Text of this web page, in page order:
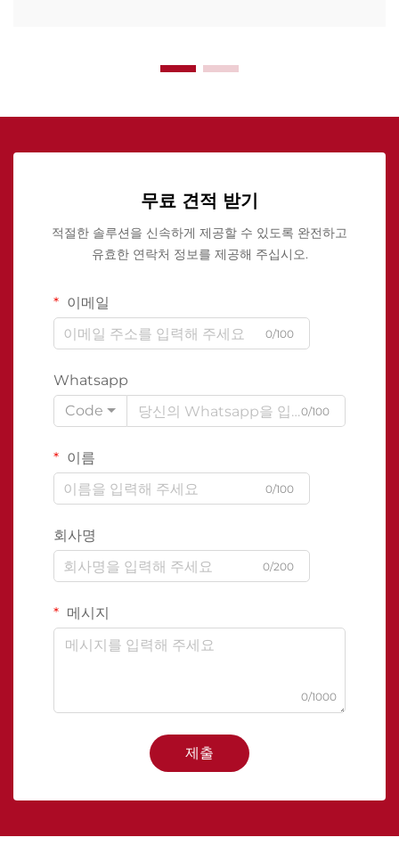
무료 견적 받기
적절한 솔루션을 신속하게 제공할 수 있도록 완전하고
유효한 연락처 정보를 제공해 주십시오.
이메일
0/100
Whatsapp
Code
0/100
이름
0/100
회사명
0/200
메시지
0/1000
제출